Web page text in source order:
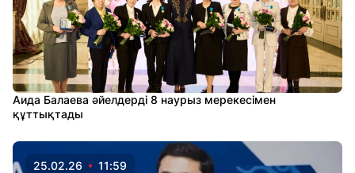
Аида Балаева әйелдерді 8 наурыз мерекесімен
құттықтады
25.02.26 11:59